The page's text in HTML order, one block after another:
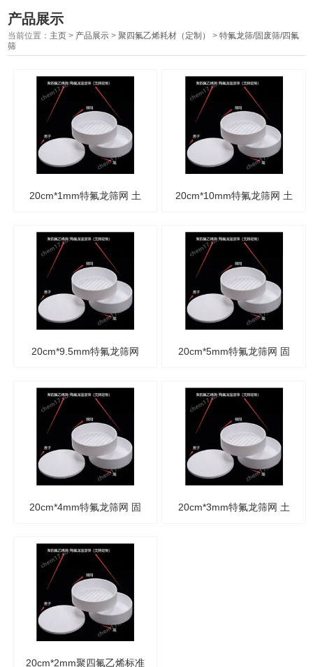
产品展示
当前位置： 主页 > 产品展示 >聚四氟乙烯耗材（定制） >特氟龙筛/固废筛/四氟
筛
20cm*1mm特氟龙筛网 土 20cm*10mm特氟龙筛网 土
20cm*9.5mm特氟龙筛网 20cm*5mm特氟龙筛网 固
20cm*4mm特氟龙筛网 固 20cm*3mm特氟龙筛网 土
20cm*2mm聚四氟乙烯标准